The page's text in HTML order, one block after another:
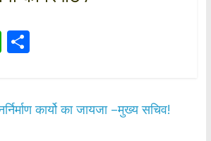
W
s
S
eकार्यो का जायजा –मुख्य सचिव!